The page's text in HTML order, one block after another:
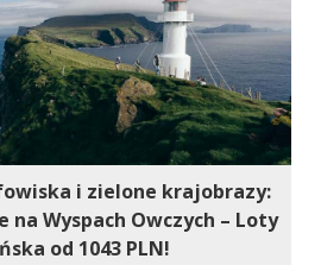
i zielone krajobrazy:
na Wyspach Owczych – Loty
od 1043 PLN!